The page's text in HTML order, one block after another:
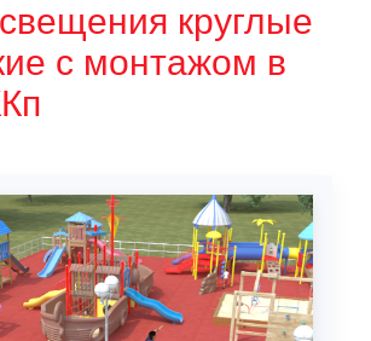
круглые
с монтажом в